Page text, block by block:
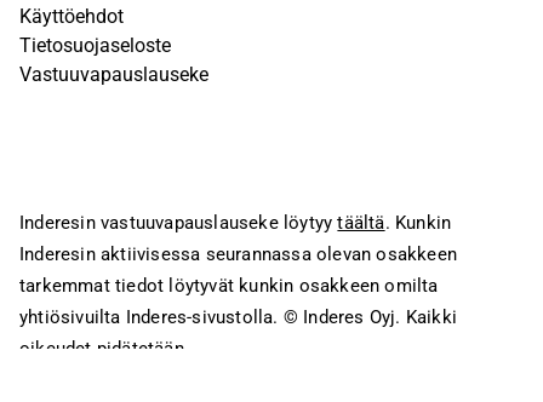
Käyttöehdot
Tietosuojaseloste
Vastuuvapauslauseke
Inderesin vastuuvapauslauseke löytyytäältä. Kunkin
Inderesin aktiivisessa seurannassa olevan osakkeen
tarkemmat tiedot löytyvät kunkin osakkeen omilta
yhtiösivuilta Inderes-sivustolla. © Inderes Oyj. Kaikki
oikeudet pidätetään.